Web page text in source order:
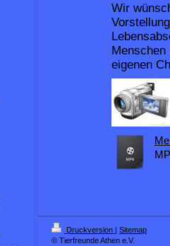
Wir
eigenen
Druckversion | Sitemap
© Tierfreunde Athen e.V.